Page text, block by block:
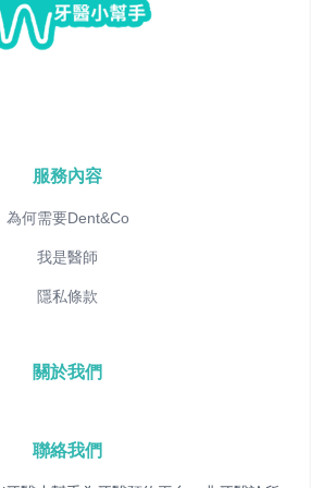
服務內容
為何需要Dent&Co
我是醫師
隱私條款
關於我們
聯絡我們